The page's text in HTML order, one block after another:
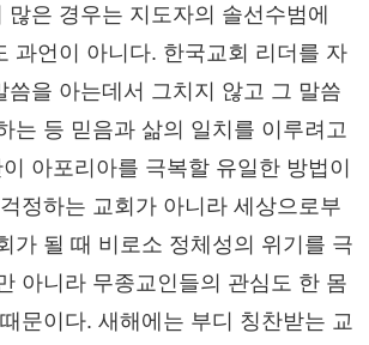
많은 경우는 지도자의 솔선수범에
과언이 아니다. 한국교회 리더를 자
씀을 아는데서 그치지 않고 그 말씀
는 등 믿음과 삶의 일치를 이루려고
아포리아를 극복할 유일한 방법이
정하는 교회가 아니라 세상으로부
가 될 때 비로소 정체성의 위기를 극
아니라 무종교인들의 관심도 한 몸
문이다. 새해에는 부디 칭찬받는 교